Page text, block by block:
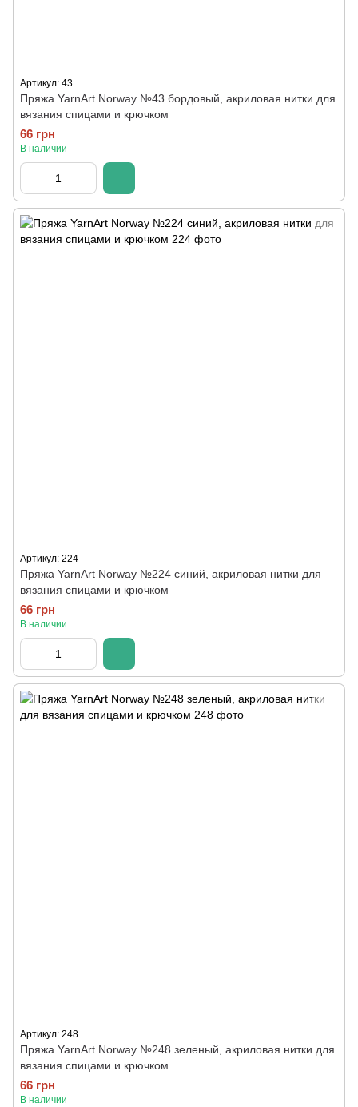
Артикул: 43
Пряжа YarnArt Norway №43 бордовый, акриловая нитки для
вязания спицами и крючком
66 грн
В наличии
Артикул: 224
Пряжа YarnArt Norway №224 синий, акриловая нитки для
вязания спицами и крючком
66 грн
В наличии
Артикул: 248
Пряжа YarnArt Norway №248 зеленый, акриловая нитки для
вязания спицами и крючком
66 грн
В наличии